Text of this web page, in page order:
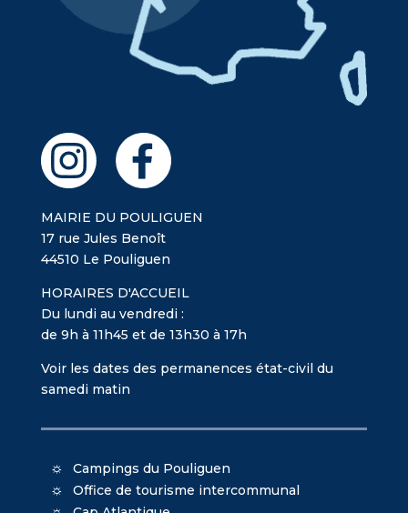
MAIRIE DU POULIGUEN
17 rue Jules Benoît
44510 Le Pouliguen
HORAIRES D'ACCUEIL
Du lundi au vendredi :
de 9h à 11h45 et de 13h30 à 17h
Voir les dates des permanences état-civil du
samedi matin
Campings du Pouliguen
Office de tourisme intercommunal